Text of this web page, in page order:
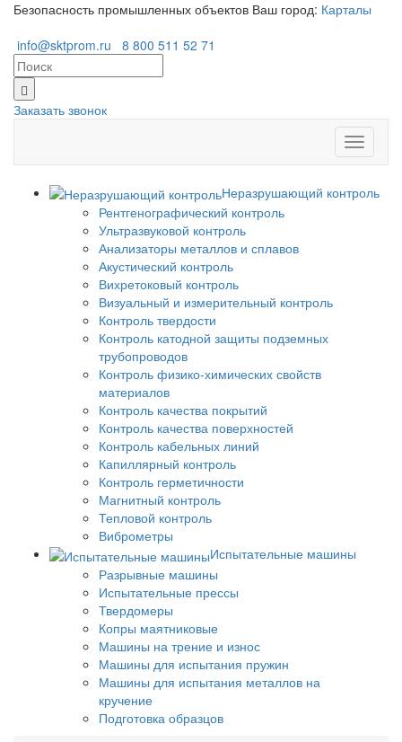
Безопасность промышленных объектов Ваш город: Карталы
info@sktprom.ru
8 800 511 52 71
Заказать звонок
Неразрушающий контроль
Рентгенографический контроль
Ультразвуковой контроль
Анализаторы металлов и сплавов
Акустический контроль
Вихретоковый контроль
Визуальный и измерительный контроль
Контроль твердости
Контроль катодной защиты подземных
трубопроводов
Контроль физико-химических свойств
материалов
Контроль качества покрытий
Контроль качества поверхностей
Контроль кабельных линий
Капиллярный контроль
Контроль герметичности
Магнитный контроль
Тепловой контроль
Виброметры
Испытательные машины
Разрывные машины
Испытательные прессы
Твердомеры
Копры маятниковые
Машины на трение и износ
Машины для испытания пружин
Машины для испытания металлов на
кручение
Подготовка образцов